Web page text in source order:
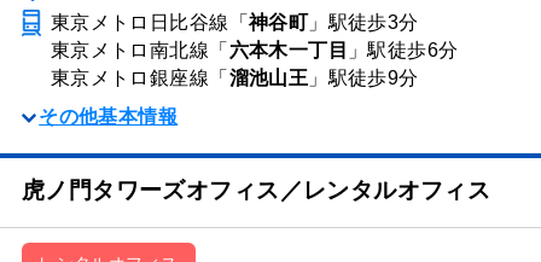
東京メトロ日比谷線「 神谷町 」駅徒歩3分
東京メトロ南北線「 六本木一丁目 」駅徒歩6分
東京メトロ銀座線「 溜池山王 」駅徒歩9分
その他基本情報
虎ノ門タワーズオフィス／レンタルオフィス